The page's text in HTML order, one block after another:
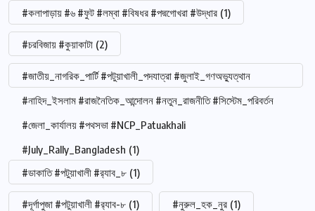
#কলাপাড়ায় #৬ #ফুট #লম্বা #বিষধর #পদ্মগোখরা #উদ্ধার (1)
#চরবিজায় #কুয়াকাটা (2)
#জাতীয়_নাগরিক_পার্টি #পটুয়াখালী_পদযাত্রা #জুলাই_গণঅভ্যুত্থান
#নাহিদ_ইসলাম #রাজনৈতিক_আন্দোলন #নতুন_রাজনীতি #সিস্টেম_পরিবর্তন
#জেলা_কার্যালয় #পথসভা #NCP_Patuakhali
#July_Rally_Bangladesh (1)
#ডাকাতি #পটুয়াখালী #র‍্যাব_৮ (1)
#দূর্গাপুজা #পটুয়াখালী #র‍্যাব-৮ (1) #নুরুল_হক_নুর (1)